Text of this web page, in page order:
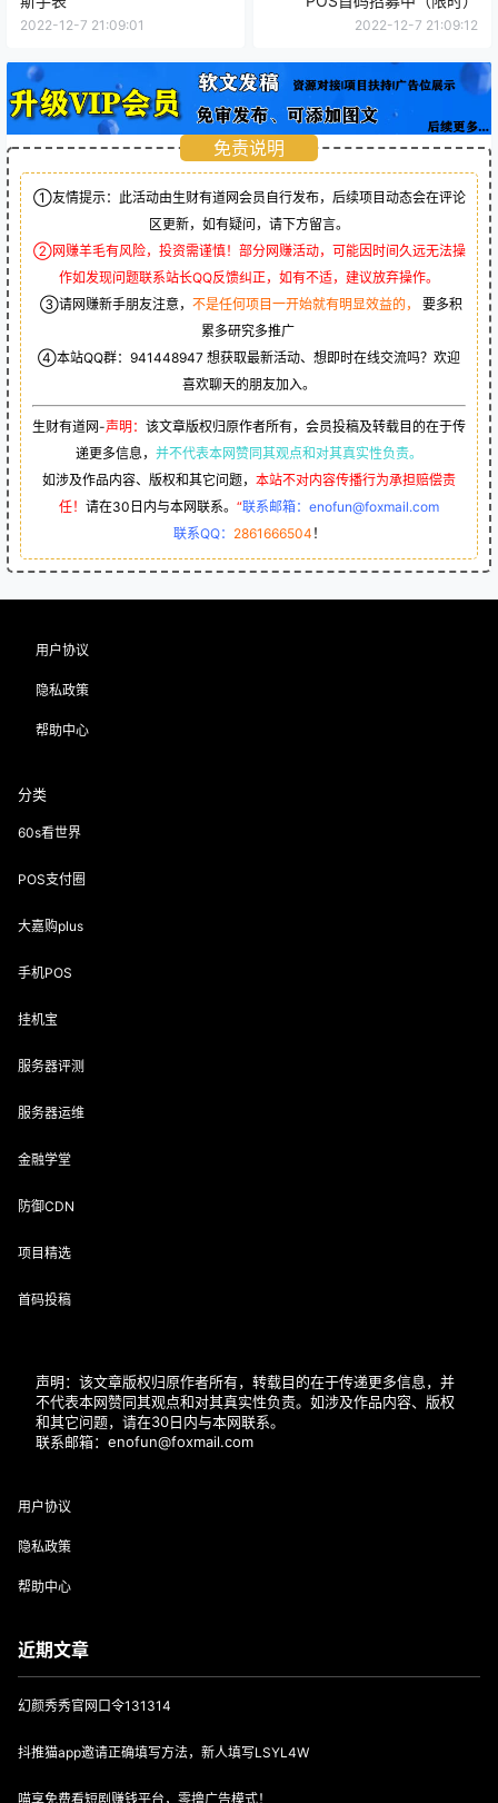
2022-12-7 21:09:01 2022-12-7 21:09:12
免责说明
①友情提示：此活动由生财有道网会员自行发布，后续项目动态会在评论
区更新，如有疑问，请下方留言。
②网赚羊毛有风险，投资需谨慎！部分网赚活动，可能因时间久远无法操
作如发现问题联系站长QQ反馈纠正，如有不适，建议放弃操作。
③请网赚新手朋友注意， 不是任何项目一开始就有明显效益的，
要多积
累多研究多推广
④本站QQ群： 941448947 想获取最新活动、想即时在线交流吗？欢迎
喜欢聊天的朋友加入。
生财有道网-声明： 该文章版权归原作者所有，会员投稿及转载目的在于传
递更多信息， 并不代表本网赞同其观点和对其真实性负责。
如涉及作品内容、版权和其它问题， 本站不对内容传播行为承担赔偿责
任！ 请在30日内与本网联系。 “联系邮箱：enofun@foxmail.com
联系QQ： 2861666504 ！
用户协议
隐私政策
帮助中心
分类
60s看世界
POS支付圈
大嘉购plus
手机POS
挂机宝
服务器评测
服务器运维
金融学堂
防御CDN
项目精选
首码投稿
声明：该文章版权归原作者所有，转载目的在于传递更多信息，并
不代表本网赞同其观点和对其真实性负责。如涉及作品内容、版权
和其它问题，请在30日内与本网联系。
联系邮箱：enofun@foxmail.com
用户协议
隐私政策
帮助中心
近期文章
幻颜秀秀官网口令131314
抖推猫app邀请正确填写方法，新人填写LSYL4W
喵享免费看短剧赚钱平台，零撸广告模式！